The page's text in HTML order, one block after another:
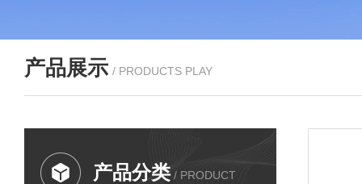
产品展示 / PRODUCTS PLAY
产品分类 / PRODUCT